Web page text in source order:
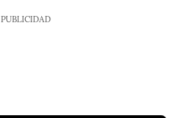
PUBLICIDAD